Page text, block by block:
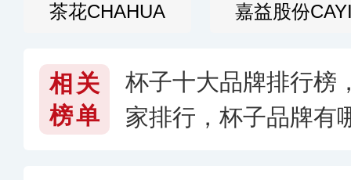
茶花CHAHUA 嘉益股份
相关
榜单
杯子十大品牌排行榜
家排行，杯子品牌有